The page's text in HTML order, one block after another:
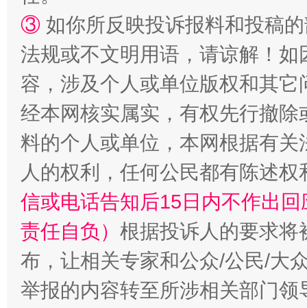
“蜀中异人”王建安的艺术幻境
③ 如你所反映投诉报料和投稿
法规或不文明用语，请谅解！
容，涉及个人或单位版权和其它
经本网核实属实，有权先行撤
料的个人或单位，本网根据有
人的权利，任何公民都有陈述
信或电话告知后15日内不作出
责任自负） 根据投诉人的要求将
布，让相关专家和公众/公民/大
举报的内容转至所涉相关部门